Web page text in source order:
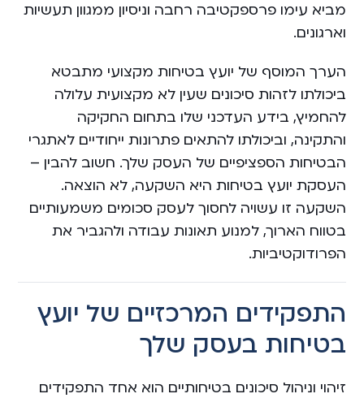
מביא עימו פרספקטיבה רחבה וניסיון ממגוון תעשיות
וארגונים.
הערך המוסף של יועץ בטיחות מקצועי מתבטא
ביכולתו לזהות סיכונים שעין לא מקצועית עלולה
להחמיץ, בידע העדכני שלו בתחום החקיקה
והתקינה, וביכולתו להתאים פתרונות ייחודיים לאתגרי
הבטיחות הספציפיים של העסק שלך. חשוב להבין –
העסקת יועץ בטיחות היא השקעה, לא הוצאה.
השקעה זו עשויה לחסוך לעסק סכומים משמעותיים
בטווח הארוך, למנוע תאונות עבודה ולהגביר את
הפרודוקטיביות.
התפקידים המרכזיים של יועץ
בטיחות בעסק שלך
זיהוי וניהול סיכונים בטיחותיים הוא אחד התפקידים